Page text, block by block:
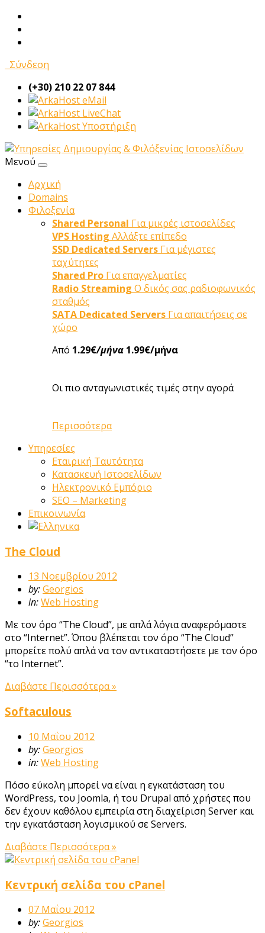
Σύνδεση
(+30) 210 22 07 844
eMail
LiveChat
Υποστήριξη
Μενού
Αρχική
Domains
Φιλοξενία
Shared Personal Για μικρές ιστοσελίδες
VPS Hosting Αλλάξτε επίπεδο
SSD Dedicated Servers Για μέγιστες
ταχύτητες
Shared Pro Για επαγγελματίες
Radio Streaming Ο δικός σας ραδιοφωνικός
σταθμός
SATA Dedicated Servers Για απαιτήσεις σε
χώρο
Από 1.29€/μήνα 1.99€/μήνα
Οι πιο ανταγωνιστικές τιμές στην αγορά
Περισσότερα
Υπηρεσίες
Εταιρική Ταυτότητα
Κατασκευή Ιστοσελίδων
Ηλεκτρονικό Εμπόριο
SEO – Marketing
Επικοινωνία
The Cloud
13 Νοεμβρίου 2012
by:Georgios
in:Web Hosting
Με τον όρο “The Cloud”, με απλά λόγια αναφερόμαστε
στο “Internet”. Όπου βλέπεται τον όρο “The Cloud”
μπορείτε πολύ απλά να τον αντικαταστήσετε με τον όρο
“το Internet”.
Διαβάστε Περισσότερα »
Softaculous
10 Μαΐου 2012
by:Georgios
in:Web Hosting
Πόσο εύκολη μπορεί να είναι η εγκατάσταση του
WordPress, του Joomla, ή του Drupal από χρήστες που
δεν έχουν καθόλου εμπειρία στη διαχείριση Server και
την εγκατάσταση λογισμικού σε Servers.
Διαβάστε Περισσότερα »
Κεντρική σελίδα του cPanel
07 Μαΐου 2012
by:Georgios